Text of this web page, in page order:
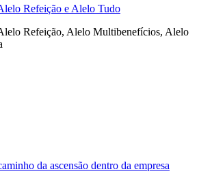
Refeição e Alelo Tudo
Refeição, Alelo Multibenefícios, Alelo
da ascensão dentro da empresa